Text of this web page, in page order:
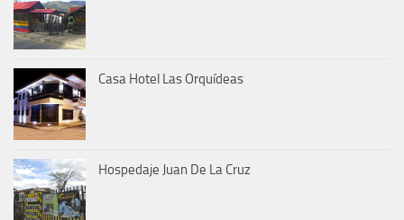
Casa Hotel Las Orquídeas
Hospedaje Juan De La Cruz